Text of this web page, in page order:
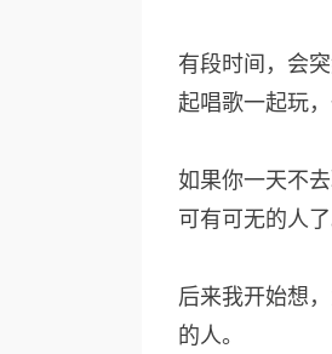
有段时间，会
起唱歌一起玩
如果你一天不
可有可无的人
后来我开始想
的人。